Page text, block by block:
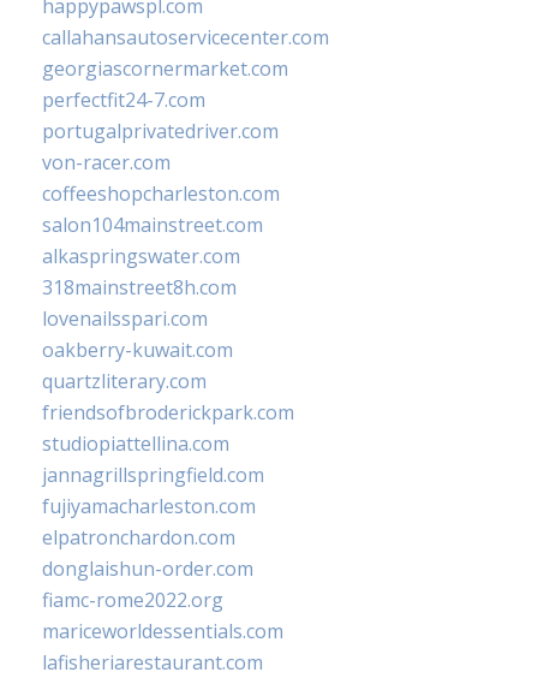
happypawspl.com
callahansautoservicecenter.com
georgiascornermarket.com
perfectfit24-7.com
portugalprivatedriver.com
von-racer.com
coffeeshopcharleston.com
salon104mainstreet.com
alkaspringswater.com
318mainstreet8h.com
lovenailsspari.com
oakberry-kuwait.com
quartzliterary.com
friendsofbroderickpark.com
studiopiattellina.com
jannagrillspringfield.com
fujiyamacharleston.com
elpatronchardon.com
donglaishun-order.com
fiamc-rome2022.org
mariceworldessentials.com
lafisheriarestaurant.com